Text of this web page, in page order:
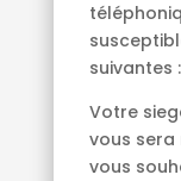
suivantes :
Votre
vous sera
vous